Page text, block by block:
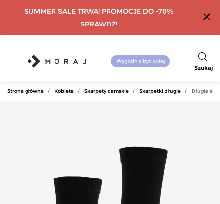
SUMMER SALE TRWA! PROMOCJE DO -70%
SPRAWDŹ!
close
Szukaj
Strona główna Kobieta Skarpety damskie Skarpetki długie Długie